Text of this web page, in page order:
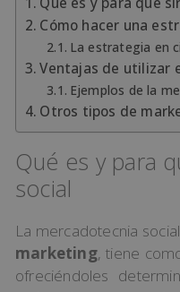
Cómo hacer una
La estrategia en
Ventajas de utilizar
Ejemplos de la
Otros tipos de
Qué es y para
social
La mercadotecnia
marketing, tiene
ofreciéndoles